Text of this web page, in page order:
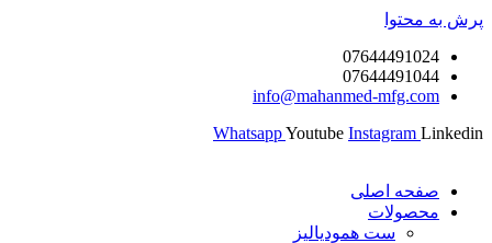
info@mahanmed-
Whatsapp Youtube Instagram
اصلی
ست همودیالیز